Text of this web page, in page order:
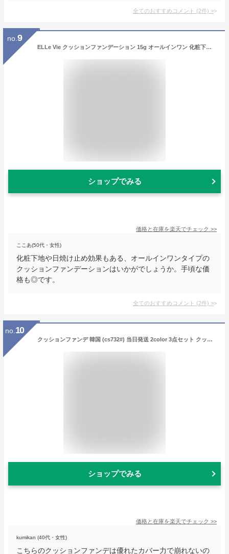
全てのおすすめコメント (2件) >
no. 9
ELLe Vie クッションファンデーション 15g オールインワン 化粧下地 日焼け止め SPF30 PA+++ 保湿 日本製 W幹細胞 スーパーモイスト ビタミンC NMNホワイトニング クッション ファンデ エルヴィ 【レビュー特典あり】(T29)
ショップでみる
価格と在庫を楽天でチェック >>
ここあ(50代・女性)
化粧下地や日焼け止め効果もある、オールインワンタイプの
クッションファンデーションはいかがでしょうか。手頃な価
格も◎です。
全てのおすすめコメント (2件) >
no. 10
クッションファンデ 韓国 (cs732#) 当日発送 2color 3点セット クッションファンデーション 50代 詰め替え 韓国コスメ ファンデーション 夏 崩れない カバー力
ショップでみる
価格と在庫を楽天でチェック >>
kumikan (40代・女性)
こちらのクッションファンデは優れたカバー力で崩れないの